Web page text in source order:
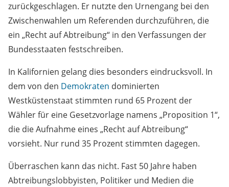
zurückgeschlagen. Er nutzte den Urnengang bei den
Zwischenwahlen um Referenden durchzuführen, die
ein „Recht auf Abtreibung“ in den Verfassungen der
Bundesstaaten festschreiben.
In Kalifornien gelang dies besonders eindrucksvoll. In
dem von den Demokraten dominierten
Westküstenstaat stimmten rund 65 Prozent der
Wähler für eine Gesetzvorlage namens „Proposition 1“,
die die Aufnahme eines „Recht auf Abtreibung“
vorsieht. Nur rund 35 Prozent stimmten dagegen.
Überraschen kann das nicht. Fast 50 Jahre haben
Abtreibungslobbyisten, Politiker und Medien die